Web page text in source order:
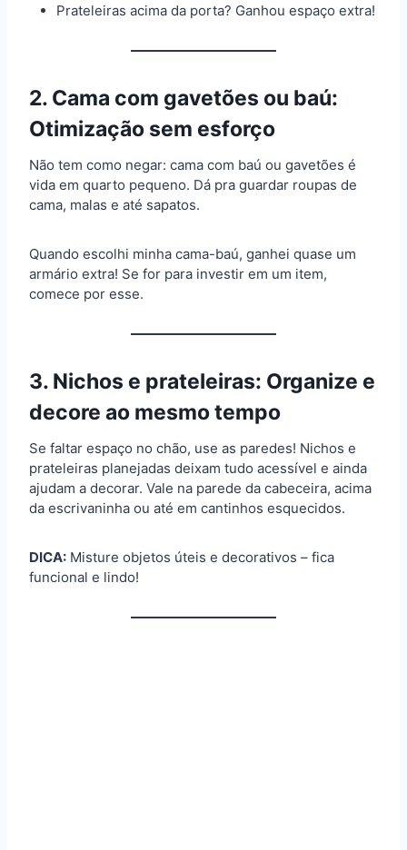
Prateleiras acima da porta? Ganhou espaço extra!
2. Cama com gavetões ou baú:
Otimização sem esforço
Não tem como negar: cama com baú ou gavetões é
vida em quarto pequeno. Dá pra guardar roupas de
cama, malas e até sapatos.
Quando escolhi minha cama-baú, ganhei quase um
armário extra! Se for para investir em um item,
comece por esse.
3. Nichos e prateleiras: Organize e
decore ao mesmo tempo
Se faltar espaço no chão, use as paredes! Nichos e
prateleiras planejadas deixam tudo acessível e ainda
ajudam a decorar. Vale na parede da cabeceira, acima
da escrivaninha ou até em cantinhos esquecidos.
DICA: Misture objetos úteis e decorativos – fica
funcional e lindo!